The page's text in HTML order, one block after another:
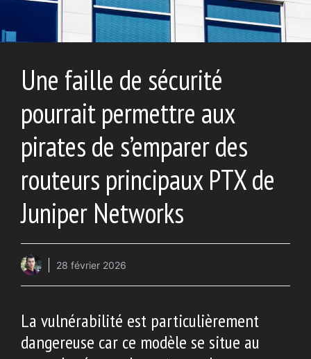
Une faille de sécurité
pourrait permettre aux
pirates de s’emparer des
routeurs principaux PTX de
Juniper Networks
28 février 2026
La vulnérabilité est particulièrement
dangereuse car ce modèle se situe au